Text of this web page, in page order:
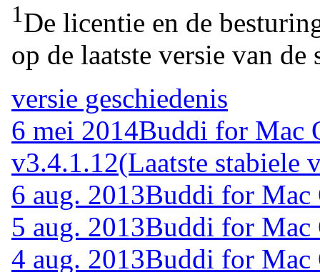
1De licentie en de
op de laatste versie van de
versie geschiedenis
6 mei 2014Buddi for Mac
v3.4.1.12(Laatste stabiele
6 aug. 2013Buddi for Mac
5 aug. 2013Buddi for Mac
4 aug. 2013Buddi for Mac